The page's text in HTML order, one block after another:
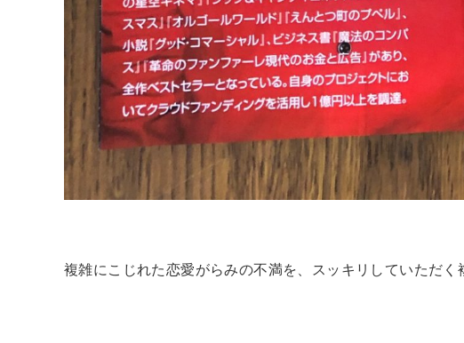
複雑にこじれた恋愛がらみの不満を、スッキリしていただく